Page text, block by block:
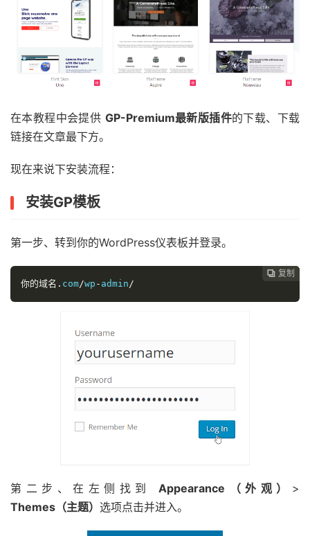
在本教程中会提供 GP-Premium最新版插件的下载、下载
链接在文章最下方。
现在来说下安装流程：
安装GP模板
第一步、转到你的WordPress仪表板并登录。
 复制
 复制
 复制
你的域名. com/wp - admin /
第二步、在左侧找到Appearance（外观） >
Themes（主题） 选项点击并进入。